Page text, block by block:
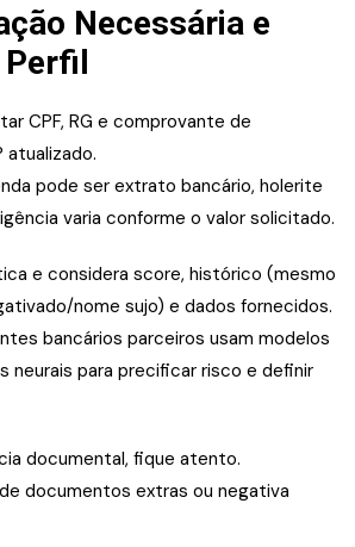
Necessária e
CPF, RG e comprovante de
atualizado.
pode ser extrato bancário, holerite
varia conforme o valor solicitado.
e considera score, histórico (mesmo
nome sujo) e dados fornecidos.
bancários parceiros usam modelos
para precificar risco e definir
documental, fique atento.
documentos extras ou negativa